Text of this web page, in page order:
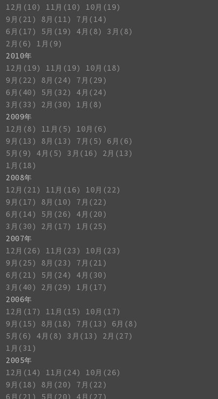
12月(10)
11月(10)
10月(19)
9月(21)
8月(11)
7月(14)
6月(17)
5月(19) 4月(8)
3月(8)
2月(6)
1月(9)
2010年
12月(19)
11月(19)
10月(18)
9月(22)
8月(24)
7月(29)
6月(40)
5月(32)
4月(24)
3月(33)
2月(30)
1月(8)
2009年
12月(8)
11月(5)
10月(6)
9月(13)
8月(13) 7月(5)
6月(6)
5月(9)
4月(5) 3月(16)
2月(13)
1月(18)
2008年
12月(21)
11月(16)
10月(22)
9月(17)
8月(10)
7月(22)
6月(14)
5月(26)
4月(20)
3月(30)
2月(17)
1月(25)
2007年
12月(26)
11月(23)
10月(23)
9月(25)
8月(23)
7月(21)
6月(21)
5月(24)
4月(30)
3月(40)
2月(29)
1月(17)
2006年
12月(17)
11月(15)
10月(17)
9月(15)
8月(18) 7月(13)
6月(8)
5月(6)
4月(8) 3月(13)
2月(27)
1月(31)
2005年
12月(14)
11月(24)
10月(26)
9月(18)
8月(20)
7月(22)
6月(21)
5月(20) 4月(27)